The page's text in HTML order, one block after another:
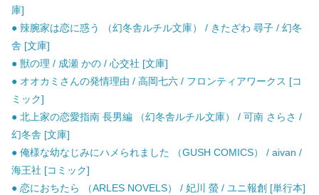
庫]
● 辣腕家は恋に惑う （幻冬舎ルチル文庫） / きたざわ 尋子 / 幻冬
舎 [文庫]
● 獣の理 / 成瀬 かの / 心交社 [文庫]
● オオカミさんの発情理由 / 高岡七六 / フロンティアワークス [コ
ミック]
● 北上家の恋愛指南 長男編 （幻冬舎ルチル文庫） / 可南 さらさ /
幻冬舎 [文庫]
● 俺様な幼なじみにハメられました （GUSH COMICS） / aivan /
海王社 [コミック]
● 恋におちたら （ARLES NOVELS） / 妃川 螢 / ユニ報創 [単行本]